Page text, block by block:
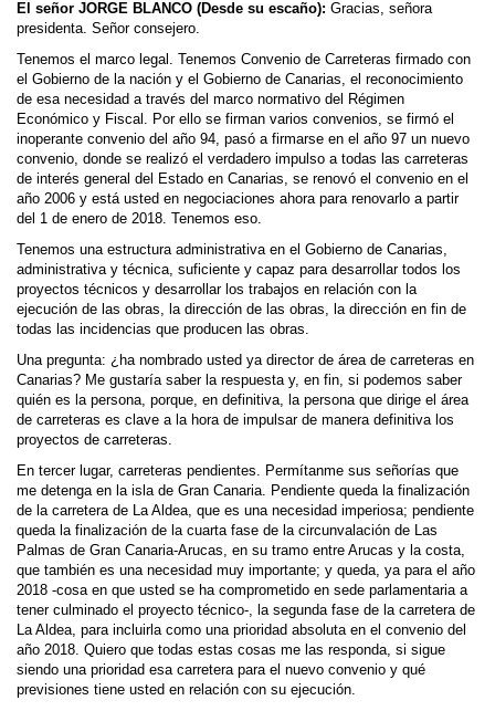
El señor JORGE BLANCO (Desde su escaño): Gracias, señora
presidenta. Señor consejero.
Tenemos el marco legal. Tenemos Convenio de Carreteras firmado con
el Gobierno de la nación y el Gobierno de Canarias, el reconocimiento
de esa necesidad a través del marco normativo del Régimen
Económico y Fiscal. Por ello se firman varios convenios, se firmó el
inoperante convenio del año 94, pasó a firmarse en el año 97 un nuevo
convenio, donde se realizó el verdadero impulso a todas las carreteras
de interés general del Estado en Canarias, se renovó el convenio en el
año 2006 y está usted en negociaciones ahora para renovarlo a partir
del 1 de enero de 2018. Tenemos eso.
Tenemos una estructura administrativa en el Gobierno de Canarias,
administrativa y técnica, suficiente y capaz para desarrollar todos los
proyectos técnicos y desarrollar los trabajos en relación con la
ejecución de las obras, la dirección de las obras, la dirección en fin de
todas las incidencias que producen las obras.
Una pregunta: ¿ha nombrado usted ya director de área de carreteras en
Canarias? Me gustaría saber la respuesta y, en fin, si podemos saber
quién es la persona, porque, en definitiva, la persona que dirige el área
de carreteras es clave a la hora de impulsar de manera definitiva los
proyectos de carreteras.
En tercer lugar, carreteras pendientes. Permítanme sus señorías que
me detenga en la isla de Gran Canaria. Pendiente queda la finalización
de la carretera de La Aldea, que es una necesidad imperiosa; pendiente
queda la finalización de la cuarta fase de la circunvalación de Las
Palmas de Gran Canaria-Arucas, en su tramo entre Arucas y la costa,
que también es una necesidad muy importante; y queda, ya para el año
2018 -cosa en que usted se ha comprometido en sede parlamentaria a
tener culminado el proyecto técnico-, la segunda fase de la carretera de
La Aldea, para incluirla como una prioridad absoluta en el convenio del
año 2018. Quiero que todas estas cosas me las responda, si sigue
siendo una prioridad esa carretera para el nuevo convenio y qué
previsiones tiene usted en relación con su ejecución.